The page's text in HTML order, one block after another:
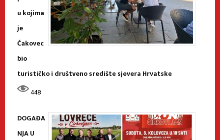
u kojima
je
Čakovec
bio
turističko i društveno središte sjevera Hrvatske
448
DOGAĐA
NJA U